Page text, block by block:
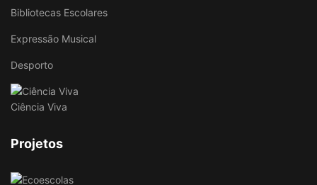
Bibliotecas Escolares
Expressão Musical
Desporto
Ciência Viva
Projetos